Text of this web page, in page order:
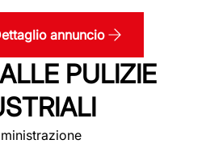
annuncio
PULIZIE